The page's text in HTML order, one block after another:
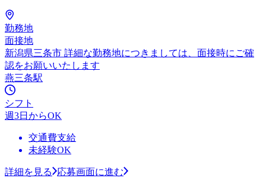
勤務地
面接地
新潟県三条市 詳細な勤務地につきましては、面接時にご確
認をお願いいたします
燕三条駅
シフト
週3日からOK
交通費支給
未経験OK
詳細を見る
応募画面に進む